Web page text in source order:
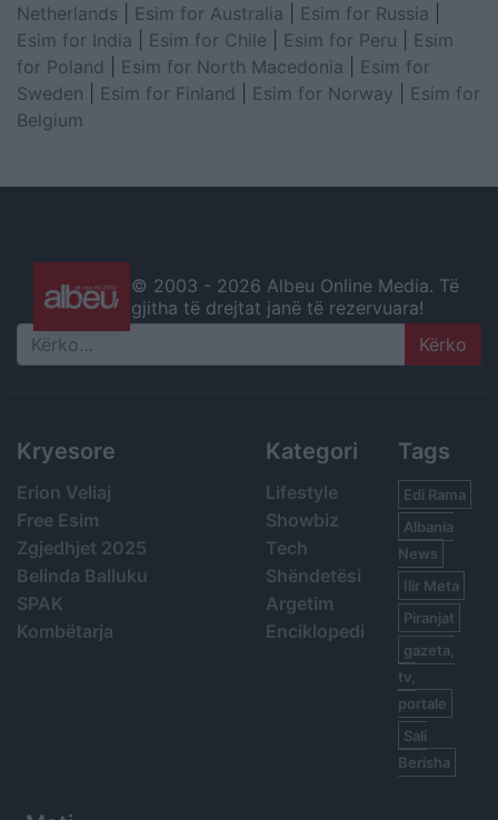
Netherlands
Esim for Australia Esim for Russia
Esim for India
Esim for Chile Esim for Peru
Esim
for Poland
Esim for North Macedonia
Esim for
Sweden
Esim for Finland Esim for Norway
Esim for
Belgium
© 2003 - 2026 Albeu Online Media. Të
gjitha të drejtat janë të rezervuara!
Search
Kryesore
Erion Veliaj
Free Esim
Zgjedhjet 2025
Belinda Balluku
SPAK
Kombëtarja
Kategori
Lifestyle
Showbiz
Tech
Shëndetësi
Argetim
Enciklopedi
Tags
Edi Rama
Albania
News
Ilir Meta
Piranjat
gazeta,
tv,
portale
Sali
Berisha